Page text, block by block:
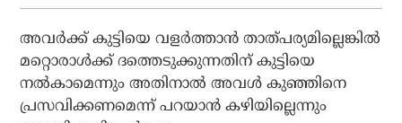
അവര്‍ക്ക് കുട്ടിയെ വളര്‍ത്താന്‍ താത്പര്യമില്ലെങ്കില്‍
മറ്റൊരാള്‍ക്ക് ദത്തെടുക്കുന്നതിന് കുട്ടിയെ
നല്‍കാമെന്നും അതിനാല്‍ അവള്‍ കുഞ്ഞിനെ
പ്രസവിക്കണമെന്ന് പറയാന്‍ കഴിയില്ലെന്നും